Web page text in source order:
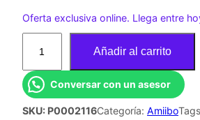
Oferta exclusiva online. Llega entre
I
I
B
Añadir al carrito
Conversar con un asesor
SKU: P0002116Categoría: Amiibo